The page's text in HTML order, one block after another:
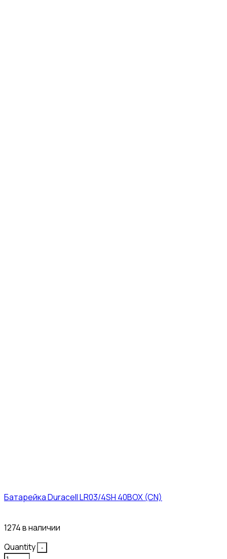
Батарейка Duracell LR03/4SH 40BOX (CN)
1274 в наличии
Quantity
-